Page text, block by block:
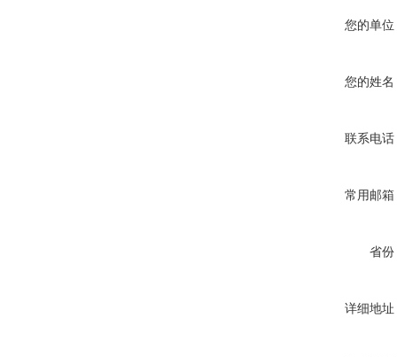
您的单位
您的姓名
联系电话
常用邮箱
省份
详细地址